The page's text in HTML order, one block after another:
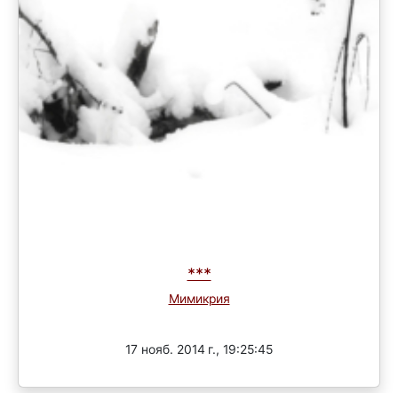
***
Мимикрия
17 нояб. 2014 г., 19:25:45